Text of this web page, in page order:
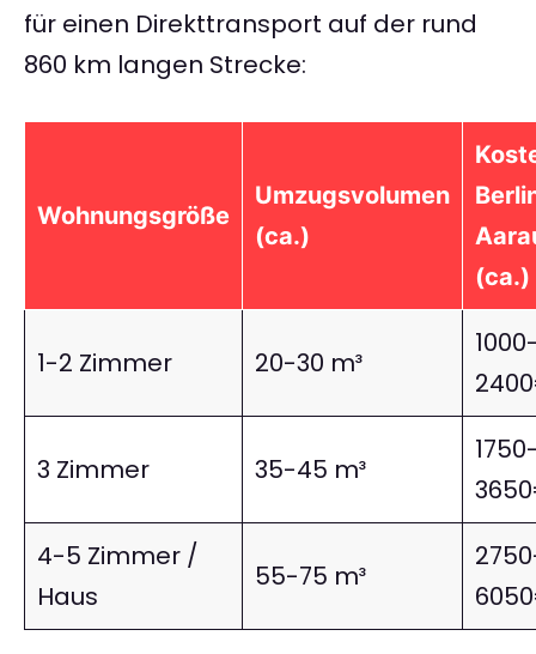
für einen Direkttransport auf der rund
860 km langen Strecke:
Wohnungsgröße
Umzugsvolumen
(ca.)
(ca.)
1-2 Zimmer 20-30 m³
3 Zimmer 35-45 m³
4-5 Zimmer /
Haus
55-75 m³